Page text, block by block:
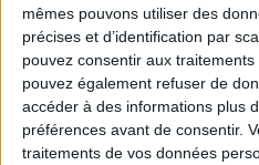
mêmes pouvons utiliser des
précises et d’identification par
pouvez consentir aux
pouvez également refuser de
accéder à des informations plus
préférences avant de consentir.
traitements de vos données
À LIRE SUR ARCHIMAG
VeilleLabs
la veille